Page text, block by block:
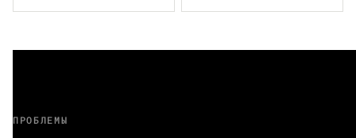
ПРОБЛЕМЫ